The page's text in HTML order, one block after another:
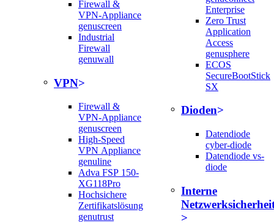
Firewall &
VPN-Appliance
genuscreen
Industrial
Firewall
genuwall
VPN
Firewall &
VPN-Appliance
genuscreen
High-Speed
VPN Appliance
genuline
Adva FSP 150-
XG118Pro
Hochsichere
Zertifikatslösung
genutrust
Enterprise
Zero Trust
Application
Access
genusphere
ECOS
SecureBootStick
SX
Dioden
Datendiode
cyber-diode
Datendiode vs-
diode
Interne